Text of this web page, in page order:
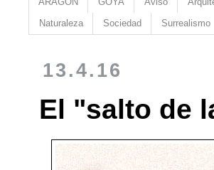
Naturaleza Sociedad Surrealismo
13.4.16
El "salto de